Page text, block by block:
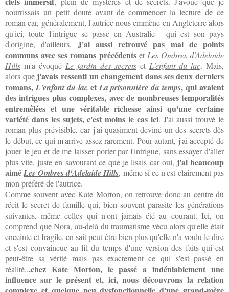
nourrissais un petit doute avant de commencer la lecture de ce
roman car, généralement, l'autrice nous emmène en Angleterre alors
qu'ici, toute l'intrigue se passe en Australie - qui est son pays
d'origine, d'ailleurs. J'ai aussi retrouvé pas mal de points
communs avec ses romans précédentset Les Ombres d'Adelaide
Hills m'a évoqué Le jardin des secrets et L'enfant du lac. Mais,
alors que j'avais ressenti un changement dans ses deux derniers
romans,L'enfant du lacetLa prisonnière du temps, qui avaient
des intrigues plus complexes, avec de nombreuses temporalités
entremêlées et une véritable richesse ainsi qu'une certaine
variété dans les sujets, c'est moins le cas ici. J'ai aussi trouvé le
roman plus prévisible, car j'ai quasiment deviné un des secrets dès
le début, ce qui m'arrive assez rarement. Pour autant, j'ai accepté de
jouer le jeu et de me laisser porter par l'intrigue, sans essayer d'aller
plus vite, juste en savourant ce que je lisais car oui, j'ai beaucoup
aiméLes Ombres d'Adelaide Hills, même si ce n'est clairement pas
mon préféré de l'autrice.
Comme souvent avec Kate Morton, on retrouve donc au centre du
récit le secret de famille qui, bien souvent parasite les générations
suivantes, même celles qui n'ont jamais été au courant. Ici, on
comprend que Nora, au-delà du traumatisme vécu alors qu'elle était
enceinte et fragile, en sait peut-être bien plus qu'elle n'a voulu le dire
et s'est convaincue au fil du temps d'une version des faits qui est
peut-être sa vérité mais pas exactement ce qui s'est passé en
réalité...chez Kate Morton, le passé a indéniablement une
influence sur le présent et, ici, nous découvrons la relation